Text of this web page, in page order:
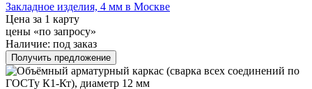
Закладное изделия, 4 мм в Москве
Цена за 1 карту
цены «по запросу»
Наличие: под заказ
Получить предложение